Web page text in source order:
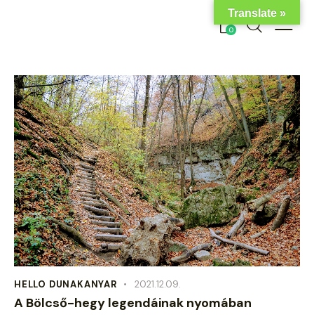
0
HELLO DUNAKANYAR 2021.12.09.
A Bölcső-hegy legendáinak nyomában
Translate »